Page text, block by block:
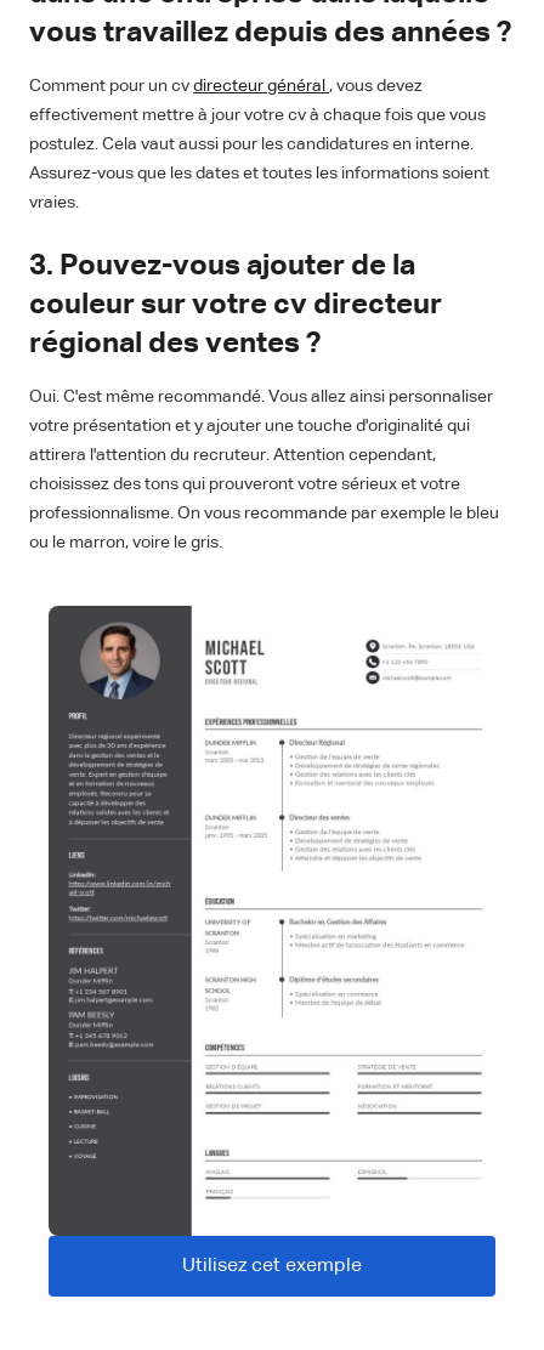
Utilisez cet exemple
vous travaillez depuis des années ?
Comment pour un cv directeur général , vous devez
effectivement mettre à jour votre cv à chaque fois que vous
postulez. Cela vaut aussi pour les candidatures en interne.
Assurez-vous que les dates et toutes les informations soient
vraies.
3. Pouvez-vous ajouter de la
couleur sur votre cv directeur
régional des ventes ?
Oui. C'est même recommandé. Vous allez ainsi personnaliser
votre présentation et y ajouter une touche d'originalité qui
attirera l'attention du recruteur. Attention cependant,
choisissez des tons qui prouveront votre sérieux et votre
professionnalisme. On vous recommande par exemple le bleu
ou le marron, voire le gris.